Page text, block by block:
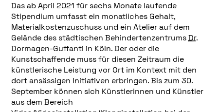
Das ab April 2021 für sechs Monate laufende
Stipendium umfasst ein monatliches Gehalt,
Materialkostenzuschuss und ein Atelier auf dem
Gelände des städtischen BehindertenzentrumsDr.
Dormagen-Guffanti in Köln. Der oder die
Kunstschaffende muss für diesen Zeitraum die
künstlerische Leistung vor Ort im Kontext mit den
dort ansässigen Initiativen erbringen. Bis zum 30.
September können sich Künstlerinnen und Künstler
aus dem Bereich